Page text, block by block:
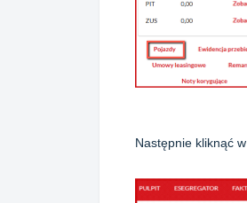
Następnie kliknąć w